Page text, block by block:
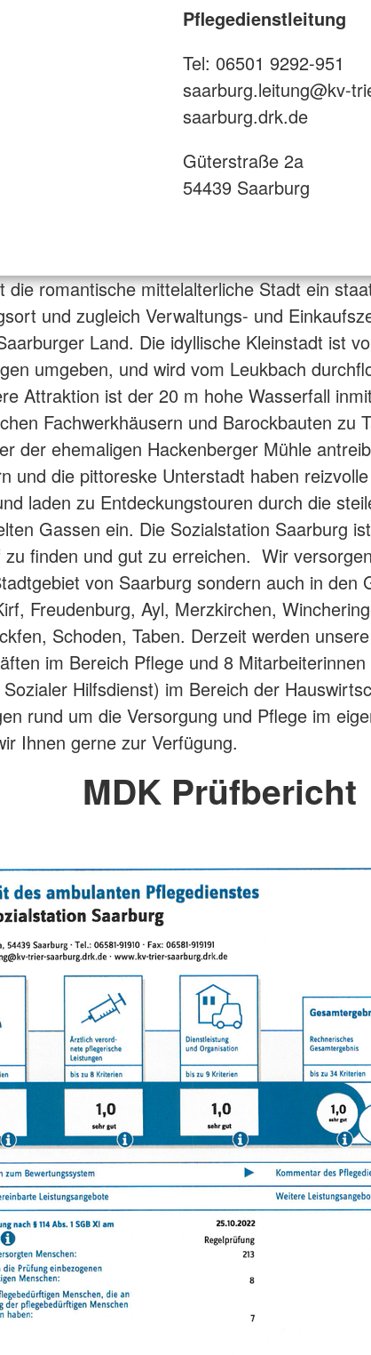
Pflegedienstleitung
Tel: 06501 9292-951
saarburg.leitung@kv-
saarburg.drk.de
Güterstraße 2a
54439 Saarburg
die romantische mittelalterliche Stadt ein
und zugleich Verwaltungs- und
Land. Die idyllische Kleinstadt ist
umgeben, und wird vom Leukbach
Attraktion ist der 20 m hohe Wasserfall
Fachwerkhäusern und Barockbauten zu
der ehemaligen Hackenberger Mühle
und die pittoreske Unterstadt haben
laden zu Entdeckungstouren durch die
Gassen ein. Die Sozialstation Saarburg
zu finden und gut zu erreichen. Wir
von Saarburg sondern auch in den
Freudenburg, Ayl, Merzkirchen,
Schoden, Taben. Derzeit werden
im Bereich Pflege und 8
Hilfsdienst) im Bereich der
rund um die Versorgung und Pflege im
Ihnen gerne zur Verfügung.
MDK Prüfbericht